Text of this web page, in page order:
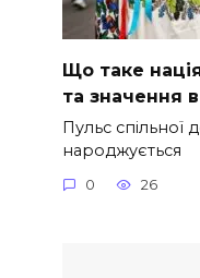
Що таке
та значення
Пульс спільної
народжується
0 26